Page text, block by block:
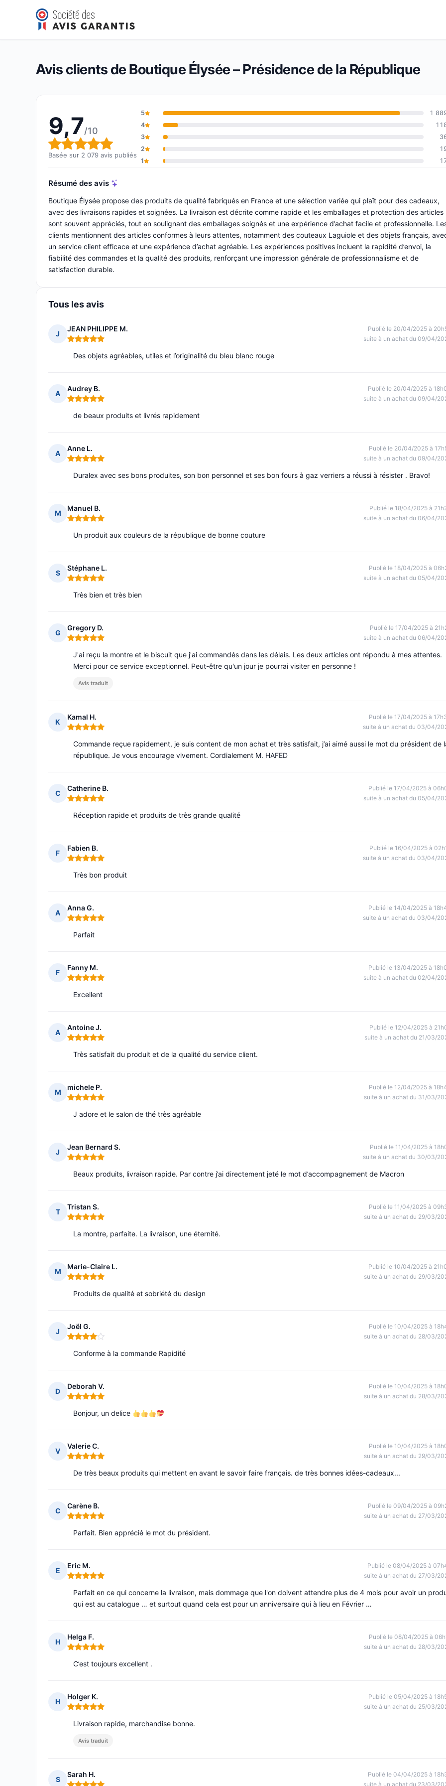
Boutique Élysée – Présidence de la République
Note globale : 9,7 sur 10
9,7/10(2 079 avis)
Avis clients de Boutique Élysée – Présidence de la République
9,7/10
Note globale : 9,7 sur 10
Basée sur 2 079 avis publiés
5
1
4
3
2
1
Résumé des avis
Boutique Élysée propose des produits de qualité fabriqués en France et une sélection variée qui plaît pour des cadeaux,
avec des livraisons rapides et soignées. La livraison est décrite comme rapide et les emballages et protection des articles
sont souvent appréciés, tout en soulignant des emballages soignés et une expérience d’achat facile et professionnelle.
clients mentionnent des articles conformes à leurs attentes, notamment des couteaux Laguiole et des objets français,
un service client efficace et une expérience d’achat agréable. Les expériences positives incluent la rapidité d’envoi, la
fiabilité des commandes et la qualité des produits, renforçant une impression générale de professionnalisme et de
satisfaction durable.
Tous les avis
J
JEAN PHILIPPE M.
Note : 5 sur 5
Publié le 20/04/2025 à
suite à un achat du 09/04/
Des objets agréables, utiles et l’originalité du bleu blanc rouge
A
Audrey B.
Note : 5 sur 5
Publié le 20/04/2025 à
suite à un achat du 09/04/
de beaux produits et livrés rapidement
A
Anne L.
Note : 5 sur 5
Publié le 20/04/2025 à
suite à un achat du 09/04/
Duralex avec ses bons produites, son bon personnel et ses bon fours à gaz verriers a réussi à résister . Bravo!
M
Manuel B.
Note : 5 sur 5
Publié le 18/04/2025 à
suite à un achat du 06/04/
Un produit aux couleurs de la république de bonne couture
S
Stéphane L.
Note : 5 sur 5
Publié le 18/04/2025 à
suite à un achat du 05/04/
Très bien et très bien
G
Gregory D.
Note : 5 sur 5
Publié le 17/04/2025 à
suite à un achat du 06/04/
J'ai reçu la montre et le biscuit que j'ai commandés dans les délais. Les deux articles ont répondu à mes attentes.
Merci pour ce service exceptionnel. Peut-être qu'un jour je pourrai visiter en personne !
Avis traduit
K
Kamal H.
Note : 5 sur 5
Publié le 17/04/2025 à
suite à un achat du 03/04/
Commande reçue rapidement, je suis content de mon achat et très satisfait, j’ai aimé aussi le mot du président de
république. Je vous encourage vivement. Cordialement M. HAFED
C
Catherine B.
Note : 5 sur 5
Publié le 17/04/2025 à
suite à un achat du 05/04/
Réception rapide et produits de très grande qualité
F
Fabien B.
Note : 5 sur 5
Publié le 16/04/2025 à
suite à un achat du 03/04/
Très bon produit
A
Anna G.
Note : 5 sur 5
Publié le 14/04/2025 à
suite à un achat du 03/04/
Parfait
F
Fanny M.
Note : 5 sur 5
Publié le 13/04/2025 à
suite à un achat du 02/04/
Excellent
A
Antoine J.
Note : 5 sur 5
Publié le 12/04/2025 à
suite à un achat du 21/03/
Très satisfait du produit et de la qualité du service client.
M
michele P.
Note : 5 sur 5
Publié le 12/04/2025 à
suite à un achat du 31/03/
J adore et le salon de thé très agréable
J
Jean Bernard S.
Note : 5 sur 5
Publié le 11/04/2025 à
suite à un achat du 30/03/
Beaux produits, livraison rapide. Par contre j’ai directement jeté le mot d’accompagnement de Macron
T
Tristan S.
Note : 5 sur 5
Publié le 11/04/2025 à
suite à un achat du 29/03/
La montre, parfaite. La livraison, une éternité.
M
Marie-Claire L.
Note : 5 sur 5
Publié le 10/04/2025 à
suite à un achat du 29/03/
Produits de qualité et sobriété du design
J
Joël G.
Note : 4 sur 5
Publié le 10/04/2025 à
suite à un achat du 28/03/
Conforme à la commande Rapidité
D
Deborah V.
Note : 5 sur 5
Publié le 10/04/2025 à
suite à un achat du 28/03/
Bonjour, un delice
V
Valerie C.
Note : 5 sur 5
Publié le 10/04/2025 à
suite à un achat du 29/03/
De très beaux produits qui mettent en avant le savoir faire français. de très bonnes idées-cadeaux...
C
Carène B.
Note : 5 sur 5
Publié le 09/04/2025 à
suite à un achat du 27/03/
Parfait. Bien apprécié le mot du président.
E
Eric M.
Note : 5 sur 5
Publié le 08/04/2025 à
suite à un achat du 27/03/
Parfait en ce qui concerne la livraison, mais dommage que l'on doivent attendre plus de 4 mois pour avoir un
qui est au catalogue … et surtout quand cela est pour un anniversaire qui à lieu en Février …
H
Helga F.
Note : 5 sur 5
Publié le 08/04/2025 à
suite à un achat du 28/03/
C’est toujours excellent .
H
Holger K.
Note : 5 sur 5
Publié le 05/04/2025 à
suite à un achat du 25/03/
Livraison rapide, marchandise bonne.
Avis traduit
S
Sarah H.
Publié le 04/04/2025 à
suite à un achat du 23/03/